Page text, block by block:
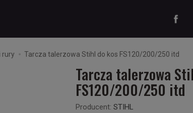
rury Tarcza talerzowa Stihl do kos FS120/200/250 itd
Tarcza talerzowa
FS120/200/250 itd
Producent: STIHL